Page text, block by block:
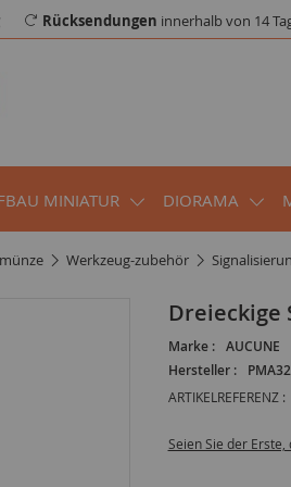
Rücksendungen innerhalb von 14
MINIATUR DIORAMA
werkzeug-zubehör
Marke :
AUCUNE
Hersteller :
PMA32
ARTIKELREFERENZ :
Seien Sie der